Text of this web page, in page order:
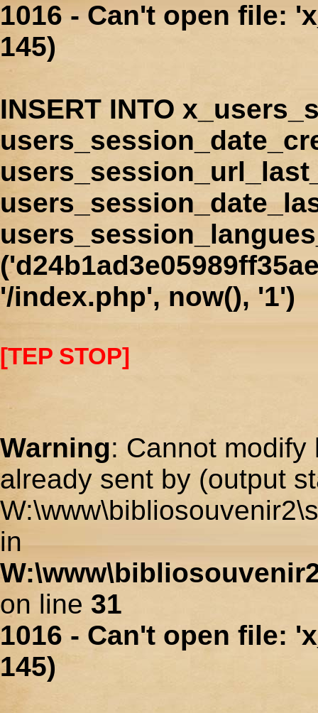
1016 - Can't open file:
145)
INSERT INTO
'/index.php', now(), '1')
[TEP STOP]
Warning: Cannot
already sent by (output
in
on line 31
1016 - Can't open file:
145)